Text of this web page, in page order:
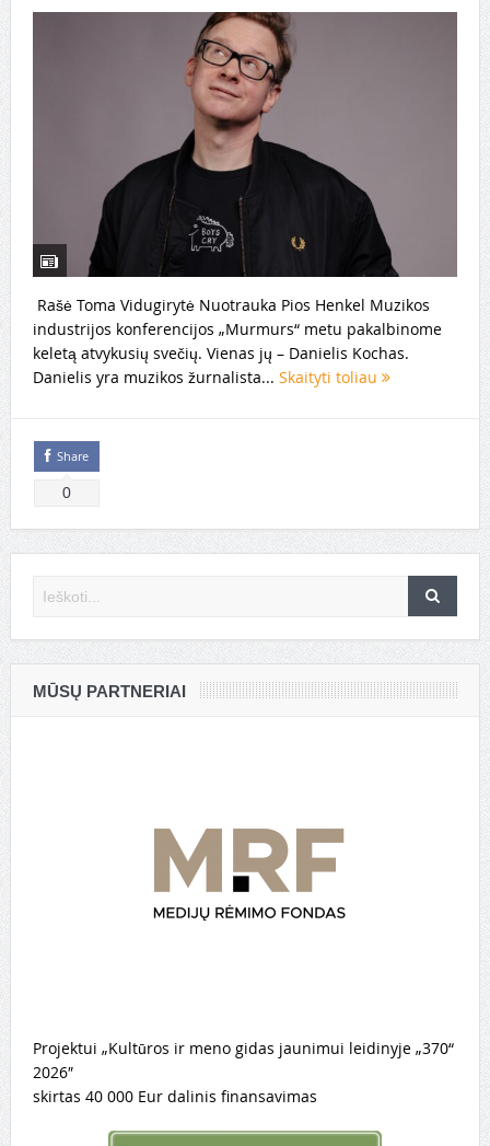
Rašė Toma Vidugirytė Nuotrauka Pios Henkel Muzikos
industrijos konferencijos „Murmurs“ metu pakalbinome
keletą atvykusių svečių. Vienas jų – Danielis Kochas.
Danielis yra muzikos žurnalista... Skaityti toliau
Share
0
MŪSŲ PARTNERIAI
Projektui „Kultūros ir meno gidas jaunimui leidinyje „370“
2026″
skirtas 40 000 Eur dalinis finansavimas